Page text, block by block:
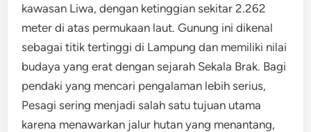
kawasan Liwa, dengan ketinggian sekitar 2.262
meter di atas permukaan laut. Gunung ini dikenal
sebagai titik tertinggi di Lampung dan memiliki nilai
budaya yang erat dengan sejarah Sekala Brak. Bagi
pendaki yang mencari pengalaman lebih serius,
Pesagi sering menjadi salah satu tujuan utama
karena menawarkan jalur hutan yang menantang,